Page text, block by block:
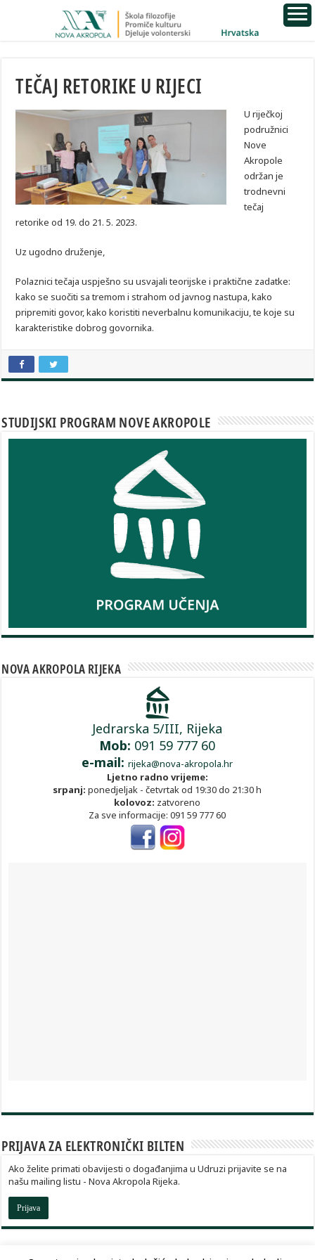
TEČAJ RETORIKE U RIJECI
U riječkoj
podružnici
Nove
Akropole
održan je
trodnevni
tečaj
retorike od 19. do 21. 5. 2023.
Uz ugodno druženje,
Polaznici tečaja uspješno su usvajali teorijske i praktične zadatke:
kako se suočiti sa tremom i strahom od javnog nastupa, kako
pripremiti govor, kako koristiti neverbalnu komunikaciju, te koje su
karakteristike dobrog govornika.
STUDIJSKI PROGRAM NOVE AKROPOLE
NOVA AKROPOLA RIJEKA
Jedrarska 5/III, Rijeka
Mob: 091 59 777 60
e-mail: rijeka@nova-akropola.hr
Ljetno radno vrijeme:
srpanj: ponedjeljak - četvrtak od 19:30 do 21:30 h
kolovoz: zatvoreno
Za sve informacije: 091 59 777 60
PRIJAVA ZA ELEKTRONIČKI BILTEN
Ako želite primati obavijesti o događanjima u Udruzi prijavite se na
našu mailing listu - Nova Akropola Rijeka.
Prijava